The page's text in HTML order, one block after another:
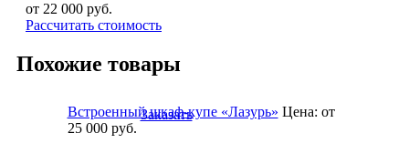
от 22 000 руб.
Рассчитать стоимость
Похожие товары
Встроенный шкаф-купе «Лазурь» Цена: от
25 000руб.
Заказать